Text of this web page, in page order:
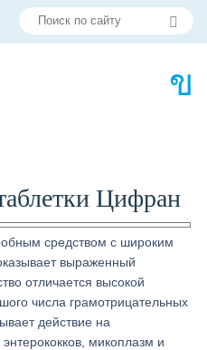
Цифран
средством с широким
выраженный
отличается высокой
числа грамотрицательных
действие на
микоплазм и